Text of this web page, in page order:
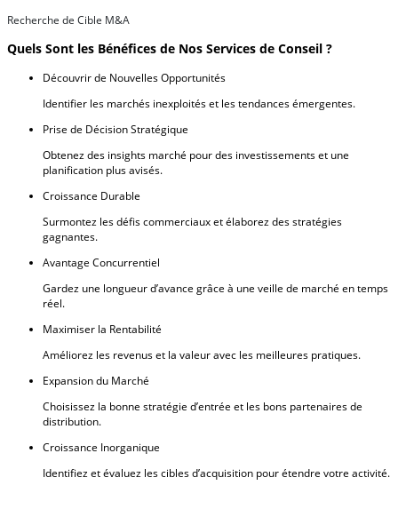
Recherche de Cible M&A
Quels Sont les Bénéfices de Nos Services de Conseil ?
Découvrir de Nouvelles Opportunités
Identifier les marchés inexploités et les tendances émergentes.
Prise de Décision Stratégique
Obtenez des insights marché pour des investissements et une
planification plus avisés.
Croissance Durable
Surmontez les défis commerciaux et élaborez des stratégies
gagnantes.
Avantage Concurrentiel
Gardez une longueur d’avance grâce à une veille de marché en temps
réel.
Maximiser la Rentabilité
Améliorez les revenus et la valeur avec les meilleures pratiques.
Expansion du Marché
Choisissez la bonne stratégie d’entrée et les bons partenaires de
distribution.
Croissance Inorganique
Identifiez et évaluez les cibles d’acquisition pour étendre votre activité.